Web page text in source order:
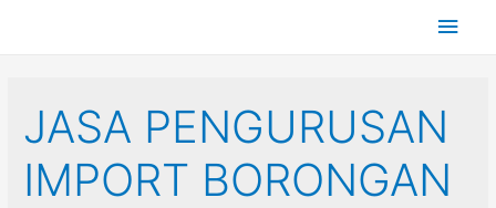
JASA PENGURUSAN
IMPORT BORONGAN